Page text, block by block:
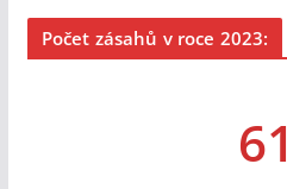
Počet zásahů v roce 2023:
61